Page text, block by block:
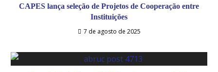
CAPES lança seleção de Projetos de Cooperação entre
Instituições
7 de agosto de 2025